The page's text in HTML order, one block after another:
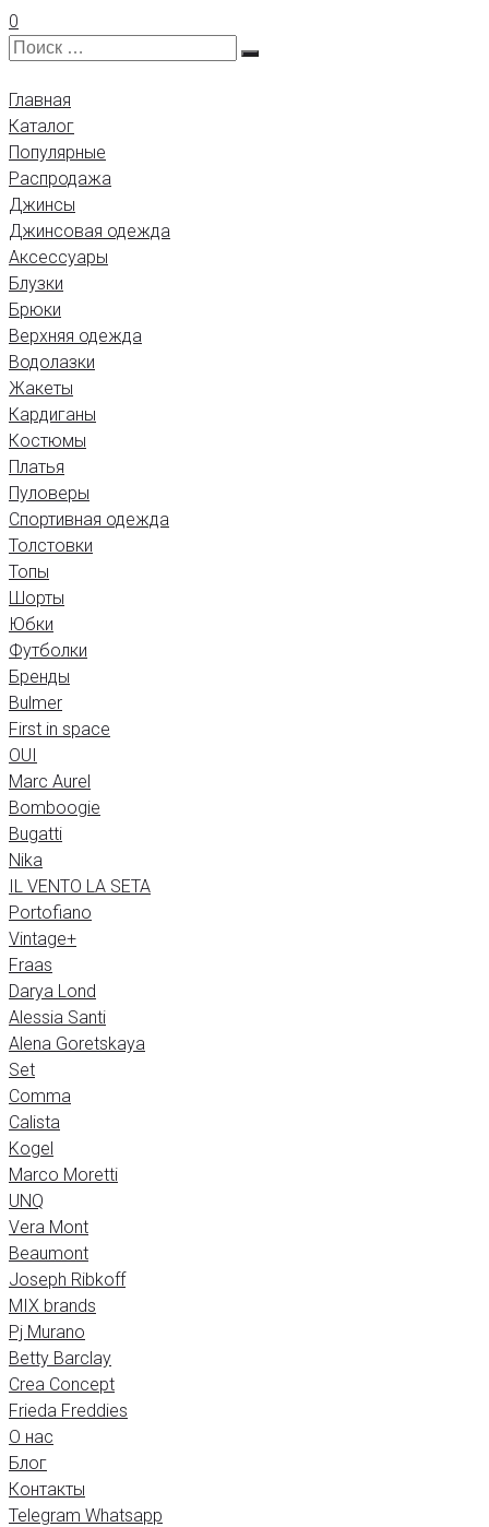
0
Главная
Каталог
Популярные
Распродажа
Джинсы
Джинсовая одежда
Аксессуары
Блузки
Брюки
Верхняя одежда
Водолазки
Жакеты
Кардиганы
Костюмы
Платья
Пуловеры
Спортивная одежда
Толстовки
Топы
Шорты
Юбки
Футболки
Бренды
Bulmer
First in space
OUI
Marc Aurel
Bomboogie
Bugatti
Nika
IL VENTO LA SETA
Portofiano
Vintage+
Fraas
Darya Lond
Alessia Santi
Alena Goretskaya
Set
Comma
Calista
Kogel
Marco Moretti
UNQ
Vera Mont
Beaumont
Joseph Ribkoff
MIX brands
Pj Murano
Betty Barclay
Crea Concept
Frieda Freddies
О нас
Блог
Контакты
Telegram Whatsapp